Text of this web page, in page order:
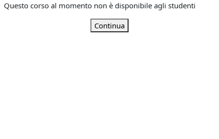
Questo corso al momento non è disponibile agli studenti
Continua